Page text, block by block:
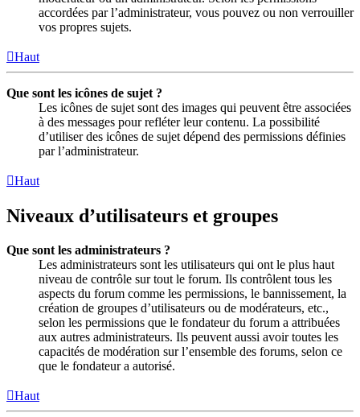
accordées par l’administrateur, vous pouvez ou non verrouiller
vos propres sujets.
Haut
Que sont les icônes de sujet ?
Les icônes de sujet sont des images qui peuvent être associées
à des messages pour refléter leur contenu. La possibilité
d’utiliser des icônes de sujet dépend des permissions définies
par l’administrateur.
Haut
Niveaux d’utilisateurs et groupes
Que sont les administrateurs ?
Les administrateurs sont les utilisateurs qui ont le plus haut
niveau de contrôle sur tout le forum. Ils contrôlent tous les
aspects du forum comme les permissions, le bannissement, la
création de groupes d’utilisateurs ou de modérateurs, etc.,
selon les permissions que le fondateur du forum a attribuées
aux autres administrateurs. Ils peuvent aussi avoir toutes les
capacités de modération sur l’ensemble des forums, selon ce
que le fondateur a autorisé.
Haut